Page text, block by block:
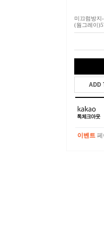
미끄럼방지
(웜그레이
ADD
이벤트 페